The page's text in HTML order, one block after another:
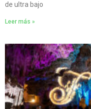
de ultra bajo
Leer más »